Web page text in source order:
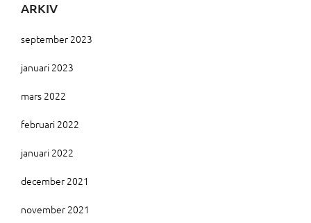
ARKIV
september 2023
januari 2023
mars 2022
februari 2022
januari 2022
december 2021
november 2021